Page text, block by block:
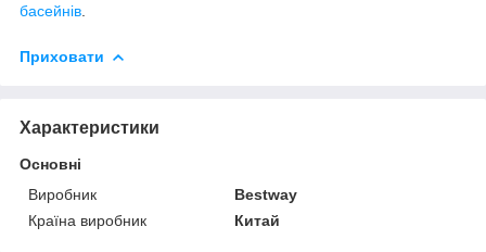
басейнів
Приховати
Характеристики
Основні
Виробник
Bestway
Країна виробник
Китай